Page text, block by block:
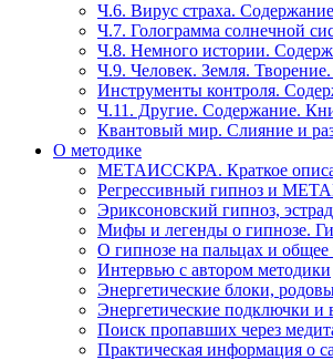
Ч.6. Вирус страха. Содержание
Ч.7. Голограмма солнечной
Ч.8. Немного истории.
Ч.9. Человек. Земля.
Инструменты контроля.
Ч.11. Другие. Содержание.
Квантовый мир. Слияние и
О методике
МЕТАИССКРА. Краткое
Регрессивный гипноз и
Эриксоновский гипноз,
Мифы и легенды о гипнозе.
О гипнозе на пальцах и
Интервью с автором методики
Энергетические блоки,
Энергетические подключки и
Поиск пропавших через
Практическая информация